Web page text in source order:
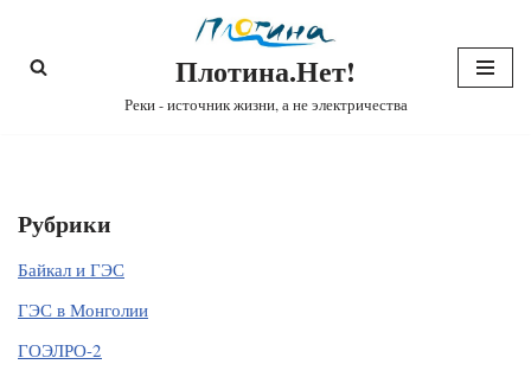
Перейти
Плотина.Нет!
Реки - источник жизни, а не электричества
Рубрики
Байкал и ГЭС
ГЭС в Монголии
ГОЭЛРО-2